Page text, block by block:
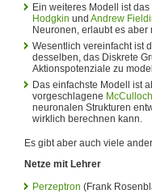
Ein weiteres Modell ist das
Hodgkin und Andrew
Neuronen, erlaubt es aber
Wesentlich vereinfacht ist
desselben, das Diskrete
Aktionspotenziale zu
Das einfachste Modell ist
vorgeschlagene
neuronalen Strukturen
wirklich berechnen kann.
Es gibt aber auch viele
Netze mit Lehrer
Perzeptron (Frank